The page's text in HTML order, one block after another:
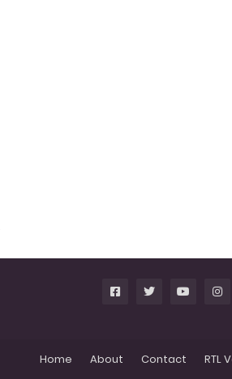
Home About Contact RTL